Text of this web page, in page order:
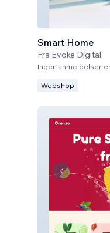
Smart Home
Fra Evoke Digital
Ingen anmeldelser
Webshop